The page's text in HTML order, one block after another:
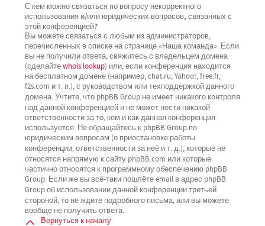
С кем можно связаться по вопросу некорректного
использования и/или юридических вопросов, связанных с
этой конференцией?
Вы можете связаться с любым из администраторов,
перечисленных в списке на странице «Наша команда». Если
вы не получили ответа, свяжитесь с владельцем домена
(сделайтеwhois lookup) или, если конференция находится
на бесплатном домене (например, chat.ru, Yahoo!, free.fr,
f2s.com и т. п.), с руководством или техподдержкой данного
домена. Учтите, что phpBB Group не имеет никакого контроля
над данной конференциейи не может нести никакой
ответственности за то, кем и как данная конференция
используется. Не обращайтесь к phpBB Group по
юридическим вопросам (о приостановке работы
конференции, ответственности за неё и т. д.), которые не
относятся напрямуюк сайту phpBB.com или которые
частично относятся к программному обеспечению phpBB
Group. Если же вы всё-таки пошлёте email в адрес phpBB
Group об использовании данной конференциитретьей
стороной, то не ждите подробного письма, или вы можете
вообще не получить ответа.
Вернуться к началу